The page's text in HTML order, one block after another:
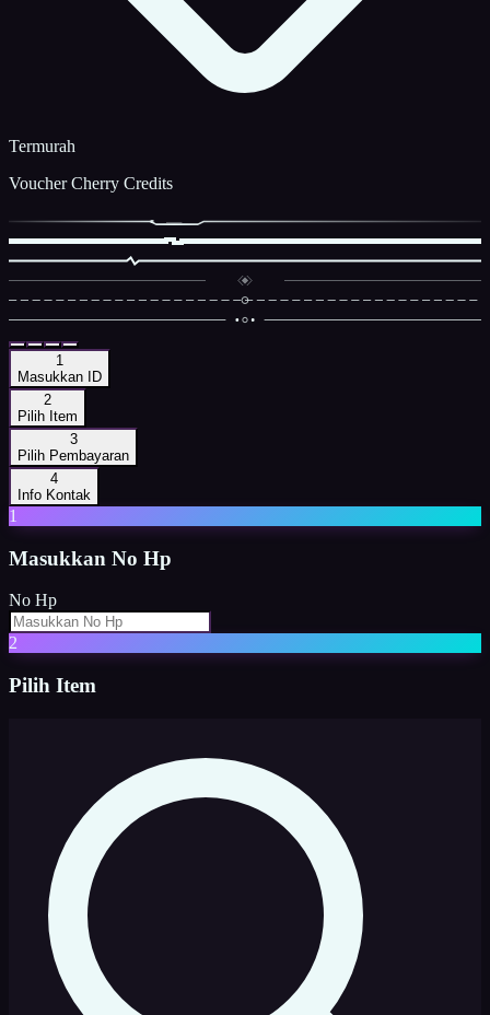
Termurah
Voucher Cherry Credits
1
Masukkan ID
2
Pilih Item
3
Pilih Pembayaran
4
Info Kontak
1
Masukkan No Hp
No Hp
2
Pilih Item